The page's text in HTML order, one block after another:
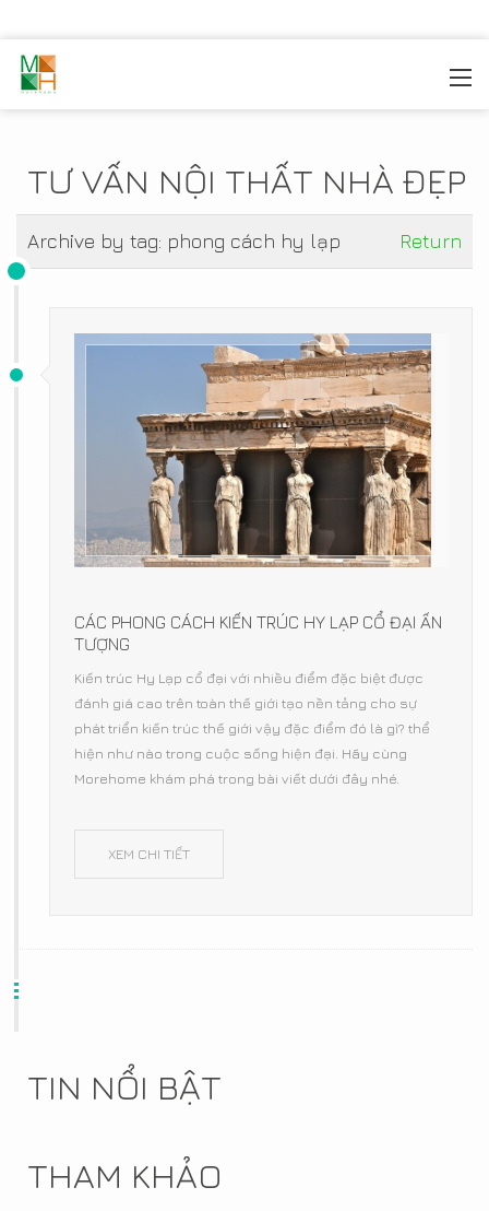
TƯ VẤN NỘI THẤT NHÀ ĐẸP
Archive by tag: phong cách hy lạp Return
CÁC PHONG CÁCH KIẾN TRÚC HY LẠP CỔ ĐẠI ẤN
TƯỢNG
Kiến trúc Hy Lạp cổ đại với nhiều điểm đặc biệt được
đánh giá cao trên toàn thế giới tạo nền tảng cho sự
phát triển kiến trúc thế giới vậy đặc điểm đó là gì? thể
hiện như nào trong cuộc sống hiện đại. Hãy cùng
Morehome khám phá trong bài viết dưới đây nhé.
XEM CHI TIẾT
TIN NỔI BẬT
THAM KHẢO